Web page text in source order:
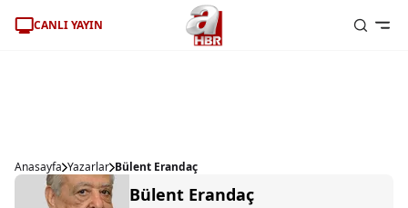
CANLI YAYIN
Anasayfa Yazarlar Bülent Erandaç
Bülent Erandaç